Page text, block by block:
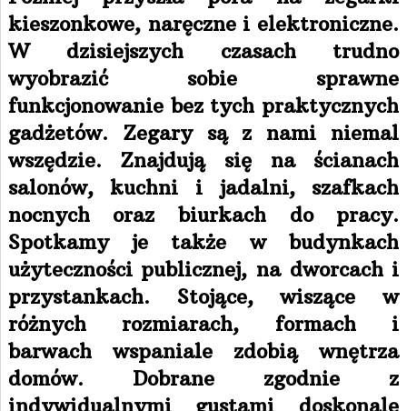
kieszonkowe, naręczne i elektroniczne.
W dzisiejszych czasach trudno
wyobrazić sobie sprawne
funkcjonowanie bez tych praktycznych
gadżetów. Zegary są z nami niemal
wszędzie. Znajdują się na ścianach
salonów, kuchni i jadalni, szafkach
nocnych oraz biurkach do pracy.
Spotkamy je także w budynkach
użyteczności publicznej, na dworcach i
przystankach. Stojące, wiszące w
różnych rozmiarach, formach i
barwach wspaniale zdobią wnętrza
domów. Dobrane zgodnie z
indywidualnymi gustami doskonale